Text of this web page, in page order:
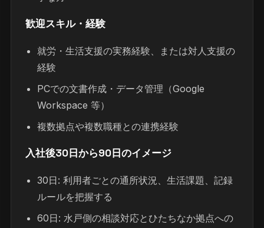
歓迎スキル・経験
就労・生活支援の実務経験、または対人支援の
経験
PCでの文書作成・データ管理（Google
Workspace 等）
複数拠点や複数職種との連携経験
入社後30日から90日のイメージ
30日: 利用者ごとの通所状況、生活課題、記録
ルールを把握する
60日: 水戸側の相談対応とひたちなか拠点への